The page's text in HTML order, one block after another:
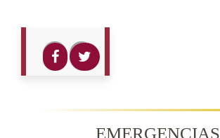
EMERGENCIAS